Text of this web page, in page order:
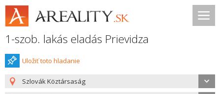
1-szob. lakás eladás Prievidza
Uložiť toto hladanie
Szlovák Köztársaság